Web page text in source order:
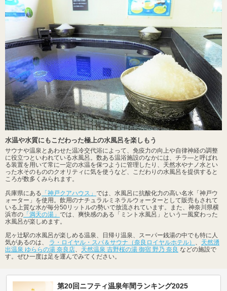
水温や水質にもこだわった極上の水風呂を楽しもう
サウナや温泉とあわせた温冷交代浴によって、免疫力の向上や自律神経の調整
に役立つといわれている水風呂。数ある温浴施設のなかには、チラ―と呼ばれ
る装置を用いて常に一定の水温を保つように管理したり、天然水やナノ水とい
った水そのもののクオリティに気を使うなど、こだわりの水風呂を提供すると
ころが数多くみられます。
兵庫県にある 「神戸クアハウス」 では、水風呂に抗酸化力の高い名水「神戸ウ
ォーター」を使用。飲用のナチュラルミネラルウォーターとして販売もされて
いる上質な水が毎分50リットルの勢いで放流されています。また、神奈川県横
浜市の 「満天の湯」 では、爽快感のある「ミント水風呂」という一風変わった
水風呂が楽しめます。
尼ヶ辻駅の水風呂が楽しめる温泉、日帰り温泉、スーパー銭湯の中でも特に人
気があるのは、 ラ・ロイヤル・スパ＆サウナ（奈良ロイヤルホテル）
天然湧
出温泉 ゆららの湯 奈良店
天然温泉 吉野桜の湯 御宿 野乃 奈良 などの施設で
す。ぜひ一度は足を運んでみてください。
第20回ニフティ温泉年間ランキング2025